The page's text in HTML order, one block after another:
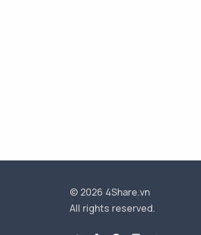
© 2026 4Share.vn
All rights reserved.